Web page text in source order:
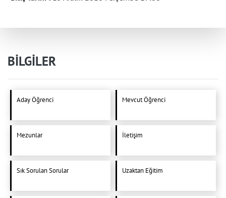
BİLGİLER
Aday Öğrenci Mevcut Öğrenci
Mezunlar İletişim
Sık Sorulan Sorular Uzaktan Eğitim